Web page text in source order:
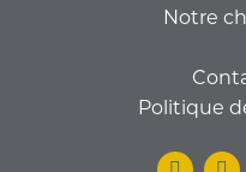
Notre
Politique